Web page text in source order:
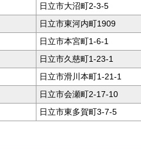
日立市大沼町2-3-5
日立市東河内町1909
日立市本宮町1-6-1
日立市久慈町1-23-1
日立市滑川本町1-21-1
日立市会瀬町2-17-10
日立市東多賀町3-7-5